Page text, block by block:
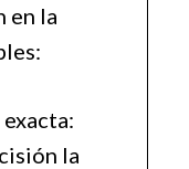
en la
la